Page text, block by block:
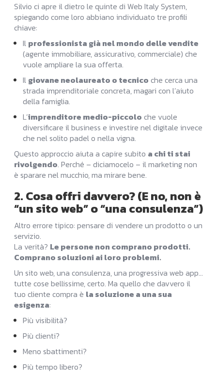
Silvio ci apre il dietro le quinte di Web Italy System,
spiegando come loro abbiano individuato tre profili
chiave:
Il professionista già nel mondo delle vendite
(agente immobiliare, assicurativo, commerciale) che
vuole ampliare la sua offerta.
Il giovane neolaureato o tecnico che cerca una
strada imprenditoriale concreta, magari con l’aiuto
della famiglia.
L’imprenditore medio-piccolo che vuole
diversificare il business e investire nel digitale invece
che nel solito padel o nella vigna.
Questo approccio aiuta a capire subito a chi ti stai
rivolgendo. Perché – diciamocelo – il marketing non
è sparare nel mucchio, ma mirare bene.
2. Cosa offri davvero? (E no, non è
“un sito web” o “una consulenza”)
Altro errore tipico: pensare di vendere un prodotto o un
servizio.
La verità? Le persone non comprano prodotti.
Comprano soluzioni ai loro problemi.
Un sito web, una consulenza, una progressiva web app…
tutte cose bellissime, certo. Ma quello che davvero il
tuo cliente compra è la soluzione a una sua
esigenza:
Più visibilità?
Più clienti?
Meno sbattimenti?
Più tempo libero?